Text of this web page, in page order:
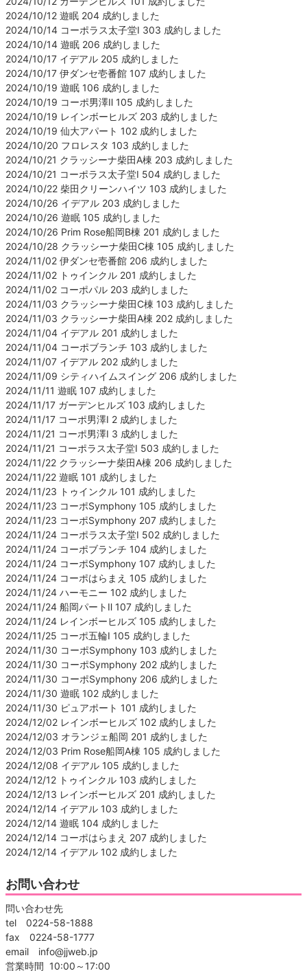
2024/10/12 遊眠 204 成約しました
2024/10/14 コーポラス太子堂Ⅰ 303 成約しました
2024/10/14 遊眠 206 成約しました
2024/10/17 イデアル 205 成約しました
2024/10/17 伊ダンセ壱番館 107 成約しました
2024/10/19 遊眠 106 成約しました
2024/10/19 コーポ男澤Ⅱ 105 成約しました
2024/10/19 レインボーヒルズ 203 成約しました
2024/10/19 仙大アパート 102 成約しました
2024/10/20 フロレスタ 103 成約しました
2024/10/21 クラッシーナ柴田A棟 203 成約しました
2024/10/21 コーポラス太子堂Ⅰ 504 成約しました
2024/10/22 柴田クリーンハイツ 103 成約しました
2024/10/26 イデアル 203 成約しました
2024/10/26 遊眠 105 成約しました
2024/10/26 Prim Rose船岡B棟 201 成約しました
2024/10/28 クラッシーナ柴田C棟 105 成約しました
2024/11/02 伊ダンセ壱番館 206 成約しました
2024/11/02 トゥインクル 201 成約しました
2024/11/02 コーポパル 203 成約しました
2024/11/03 クラッシーナ柴田C棟 103 成約しました
2024/11/03 クラッシーナ柴田A棟 202 成約しました
2024/11/04 イデアル 201 成約しました
2024/11/04 コーポブランチ 103 成約しました
2024/11/07 イデアル 202 成約しました
2024/11/09 シティハイムスイング 206 成約しました
2024/11/11 遊眠 107 成約しました
2024/11/17 ガーデンヒルズ 103 成約しました
2024/11/17 コーポ男澤Ⅰ 2 成約しました
2024/11/21 コーポ男澤Ⅰ 3 成約しました
2024/11/21 コーポラス太子堂Ⅰ 503 成約しました
2024/11/22 クラッシーナ柴田A棟 206 成約しました
2024/11/22 遊眠 101 成約しました
2024/11/23 トゥインクル 101 成約しました
2024/11/23 コーポSymphony 105 成約しました
2024/11/23 コーポSymphony 207 成約しました
2024/11/24 コーポラス太子堂Ⅰ 502 成約しました
2024/11/24 コーポブランチ 104 成約しました
2024/11/24 コーポSymphony 107 成約しました
2024/11/24 コーポはらまえ 105 成約しました
2024/11/24 ハーモニー 102 成約しました
2024/11/24 船岡パートⅡ 107 成約しました
2024/11/24 レインボーヒルズ 105 成約しました
2024/11/25 コーポ五輪Ⅰ 105 成約しました
2024/11/30 コーポSymphony 103 成約しました
2024/11/30 コーポSymphony 202 成約しました
2024/11/30 コーポSymphony 206 成約しました
2024/11/30 遊眠 102 成約しました
2024/11/30 ピュアポート 101 成約しました
2024/12/02 レインボーヒルズ 102 成約しました
2024/12/03 オランジェ船岡 201 成約しました
2024/12/03 Prim Rose船岡A棟 105 成約しました
2024/12/08 イデアル 105 成約しました
2024/12/12 トゥインクル 103 成約しました
2024/12/13 レインボーヒルズ 201 成約しました
2024/12/14 イデアル 103 成約しました
2024/12/14 遊眠 104 成約しました
2024/12/14 コーポはらまえ 207 成約しました
2024/12/14 イデアル 102 成約しました
お問い合わせ
問い合わせ先
tel 0224-58-1888
fax 0224-58-1777
email info@jjweb.jp
営業時間 10:00～17:00